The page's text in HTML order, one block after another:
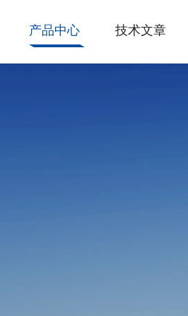
产品中心 技术文章